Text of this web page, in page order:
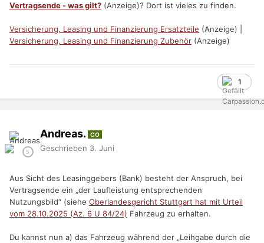
Vertragsende - was gilt? (Anzeige)? Dort ist vieles zu finden.
Versicherung, Leasing und Finanzierung Ersatzteile (Anzeige) |
Versicherung, Leasing und Finanzierung Zubehör (Anzeige)
1
Andreas. CO
Geschrieben 3. Juni
Aus Sicht des Leasinggebers (Bank) besteht der Anspruch, bei
Vertragsende ein „der Laufleistung entsprechenden
Nutzungsbild“ (siehe Oberlandesgericht Stuttgart hat mit Urteil
vom 28.10.2025 (Az. 6 U 84/24) Fahrzeug zu erhalten.
Du kannst nun a) das Fahrzeug während der „Leihgabe durch die